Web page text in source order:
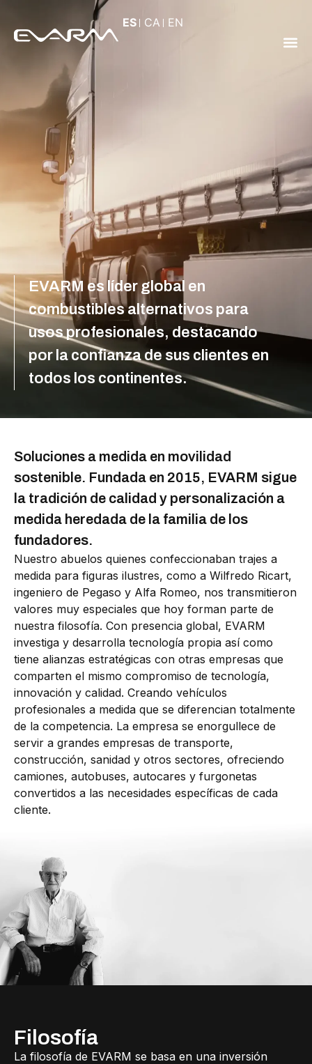
ES CA EN
EVARM es líder global en
combustibles alternativos para
usos profesionales, destacando
por la confianza de sus clientes en
todos los continentes.
Soluciones a medida en movilidad
sostenible. Fundada en 2015, EVARM sigue
la tradición de calidad y personalización a
medida heredada de la familia de los
fundadores.
Nuestro abuelos quienes confeccionaban trajes a
medida para figuras ilustres, como a Wilfredo Ricart,
ingeniero de Pegaso y Alfa Romeo, nos transmitieron
valores muy especiales que hoy forman parte de
nuestra filosofía. Con presencia global, EVARM
investiga y desarrolla tecnología propia así como
tiene alianzas estratégicas con otras empresas que
comparten el mismo compromiso de tecnología,
innovación y calidad. Creando vehículos
profesionales a medida que se diferencian totalmente
de la competencia. La empresa se enorgullece de
servir a grandes empresas de transporte,
construcción, sanidad y otros sectores, ofreciendo
camiones, autobuses, autocares y furgonetas
convertidos a las necesidades específicas de cada
cliente.
Filosofía
La filosofía de EVARM se basa en una inversión